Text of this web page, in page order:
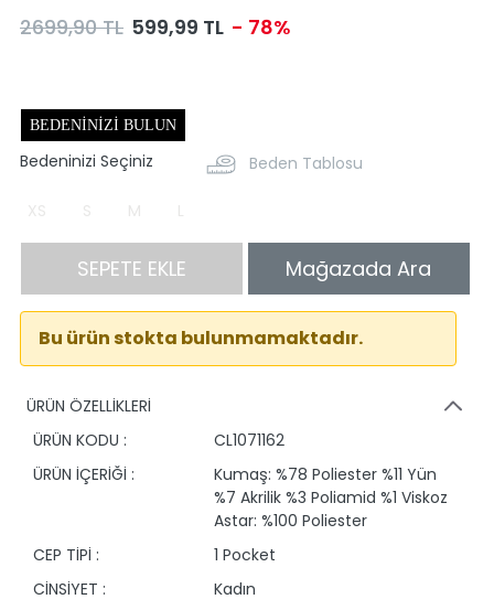
2699,90 TL 599,99 TL - 78%
BEDENINIZI BULUN
Bedeninizi Seçiniz Beden Tablosu
XS S M L
SEPETE EKLE Mağazada Ara
Bu ürün stokta bulunmamaktadır.
ÜRÜN ÖZELLİKLERİ
ÜRÜN KODU :
CL1071162
ÜRÜN İÇERİĞİ :
Kumaş: %78 Poliester %11 Yün
%7 Akrilik %3 Poliamid %1 Viskoz
Astar: %100 Poliester
CEP TİPİ :
1 Pocket
CİNSİYET :
Kadın